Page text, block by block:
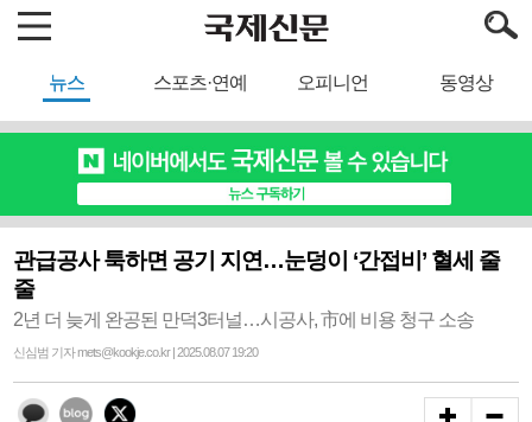
뉴스 스포츠·연예 오피니언 동영상
관급공사 툭하면 공기 지연…눈덩이 ‘간접비’ 혈세 줄
줄
2년 더 늦게 완공된 만덕3터널…시공사, 市에 비용 청구 소송
신심범 기자 mets@kookje.co.kr | 2025.08.07 19:20